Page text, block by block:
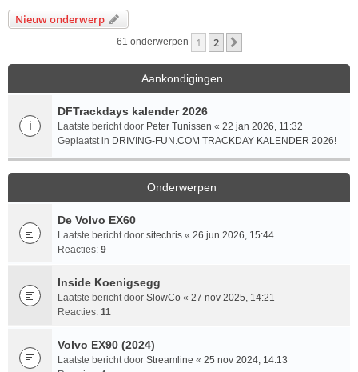
Nieuw onderwerp
61 onderwerpen 1 2
Aankondigingen
DFTrackdays kalender 2026
Laatste bericht door Peter Tunissen « 22 jan 2026, 11:32
Geplaatst in DRIVING-FUN.COM TRACKDAY KALENDER 2026!
Onderwerpen
De Volvo EX60
Laatste bericht door sitechris « 26 jun 2026, 15:44
Reacties: 9
Inside Koenigsegg
Laatste bericht door SlowCo « 27 nov 2025, 14:21
Reacties: 11
Volvo EX90 (2024)
Laatste bericht door Streamline « 25 nov 2024, 14:13